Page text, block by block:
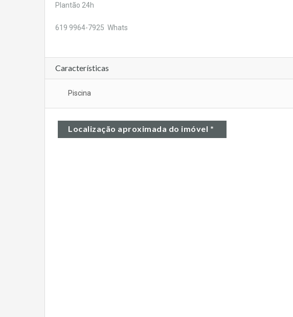
Plantão 24h
619 9964-7925 Whats
Características
Piscina
Localização aproximada do imóvel *